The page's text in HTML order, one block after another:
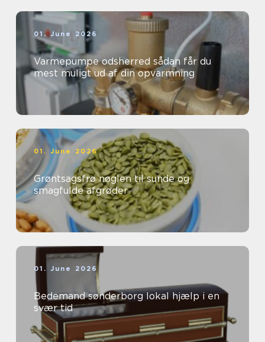
01. June 2026
Varmepumpe odsherred sådan får du
mest muligt ud af din opvarmning
01. June 2026
Grøntsagsfrø nøglen til sunde og
smagfulde afgrøder
01. June 2026
Bedemand sønderborg lokal hjælp i en
svær tid